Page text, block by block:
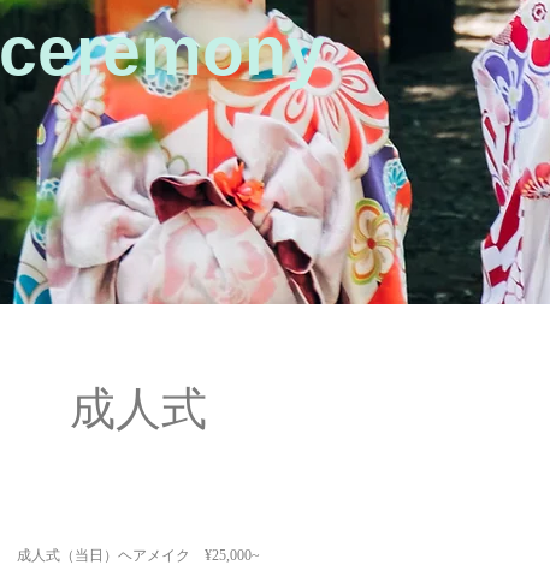
ceremony
成人式
成人式（当日）ヘアメイク ¥25,000~